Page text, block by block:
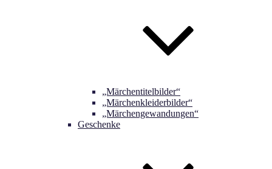
„Märchentitelbilder“
„Märchenkleiderbilder“
„Märchengewandungen“
Geschenke